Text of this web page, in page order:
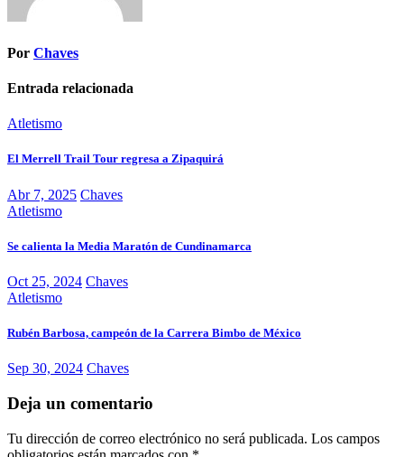
Por Chaves
Entrada relacionada
Atletismo
El Merrell Trail Tour regresa a Zipaquirá
Abr 7, 2025 Chaves
Atletismo
Se calienta la Media Maratón de Cundinamarca
Oct 25, 2024 Chaves
Atletismo
Rubén Barbosa, campeón de la Carrera Bimbo de México
Sep 30, 2024 Chaves
Deja un comentario
Tu dirección de correo electrónico no será publicada. Los campos